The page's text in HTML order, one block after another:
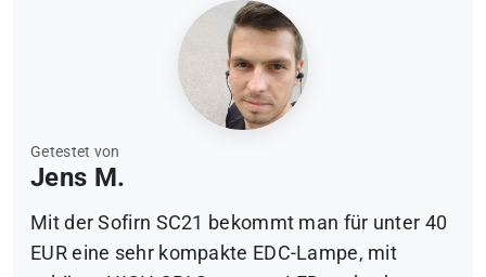
Getestet von
Jens M.
Mit der Sofirn SC21 bekommt man für unter 40
EUR eine sehr kompakte EDC-Lampe, mit